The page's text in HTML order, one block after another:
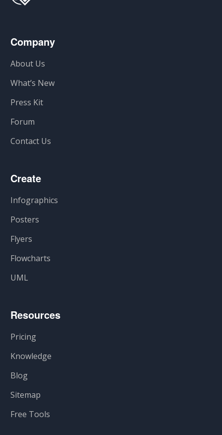
Company
About Us
What’s New
Press Kit
Forum
Contact Us
Create
Infographics
Posters
Flyers
Flowcharts
UML
Resources
Pricing
Knowledge
Blog
Sitemap
Free Tools